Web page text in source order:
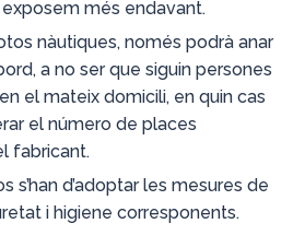
més endavant.
nàutiques, només podrà anar
a no ser que siguin persones
el mateix domicili, en quin cas
el número de places
fabricant.
s’han d’adoptar les mesures de
i higiene corresponents.